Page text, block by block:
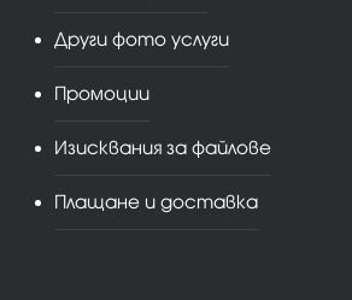
Други фото услуги
Промоции
Изисквания за файлове
Плащане и доставка